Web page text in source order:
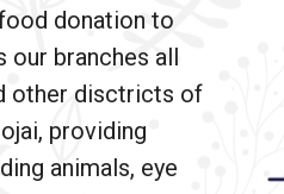
donation to
our branches all
other disctricts of
providing
animals, eye